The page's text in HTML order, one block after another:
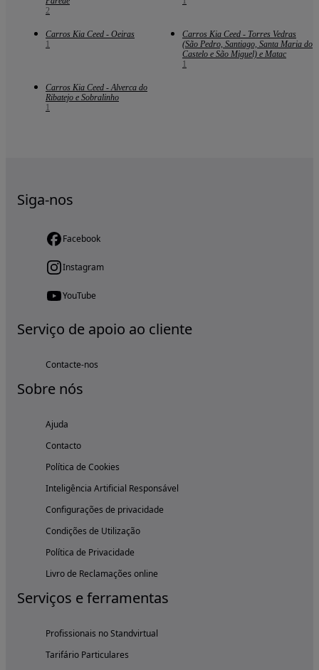
2
Carros Kia Ceed - Oeiras
1
Carros Kia Ceed - Torres Vedras
(São Pedro, Santiago, Santa Maria do
Castelo e São Miguel) e Matac
1
Carros Kia Ceed - Alverca do
Ribatejo e Sobralinho
1
Siga-nos
Facebook
Instagram
YouTube
Serviço de apoio ao cliente
Contacte-nos
Sobre nós
Ajuda
Contacto
Política de Cookies
Inteligência Artificial Responsável
Configurações de privacidade
Condições de Utilização
Política de Privacidade
Livro de Reclamações online
Serviços e ferramentas
Profissionais no Standvirtual
Tarifário Particulares